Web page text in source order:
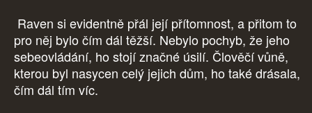
Raven si evidentně přál její přítomnost, a přitom to
pro něj bylo čím dál těžší. Nebylo pochyb, že jeho
sebeovládání, ho stojí značné úsilí. Člověčí vůně,
kterou byl nasycen celý jejich dům, ho také drásala,
čím dál tím víc.